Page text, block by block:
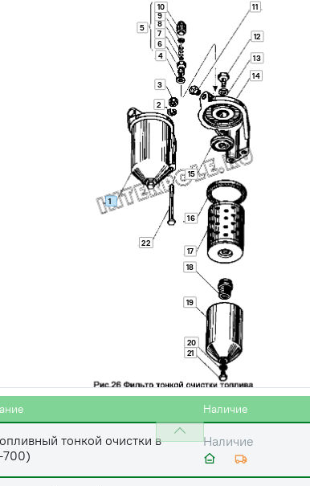
1
2
3
4
5
6
7
8
9
10 11
12
13
14
15
16
17
18
19
20
21
22
Наличие
Наличие
Наличие
тонкой очистки в
700)
Наличие